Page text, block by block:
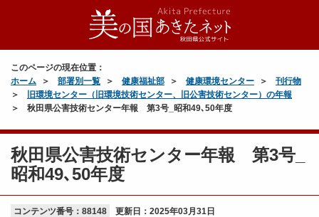
このページの現在位置：
ホーム
部署別一覧 健康福祉部 健康環境センター
刊行物
旧環境センター（旧環境技術センター、旧公害技術センター）の年報
秋田県公害技術センター年報 第3号_昭和49､50年度
秋田県公害技術センター年報 第3号_
昭和49､50年度
コンテンツ番号：88148 更新日： 2025年03月31日